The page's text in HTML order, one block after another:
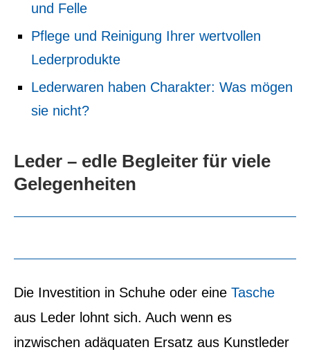
und Felle
Pflege und Reinigung Ihrer wertvollen
Lederprodukte
Lederwaren haben Charakter: Was mögen
sie nicht?
Leder – edle Begleiter für viele
Gelegenheiten
Die Investition in Schuhe oder eine Tasche
aus Leder lohnt sich. Auch wenn es
inzwischen adäquaten Ersatz aus Kunstleder